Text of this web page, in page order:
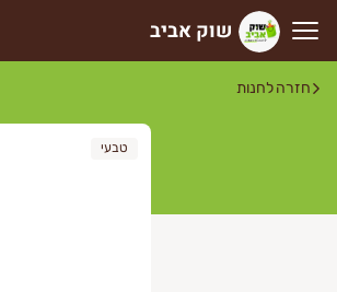
שוק אביבשוק אביב
חזרה לחנות
טבעי